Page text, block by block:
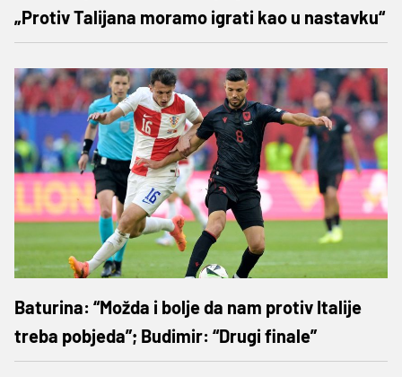
„Protiv Talijana moramo igrati kao u nastavku“
Baturina: “Možda i bolje da nam protiv Italije
treba pobjeda”; Budimir: “Drugi finale”